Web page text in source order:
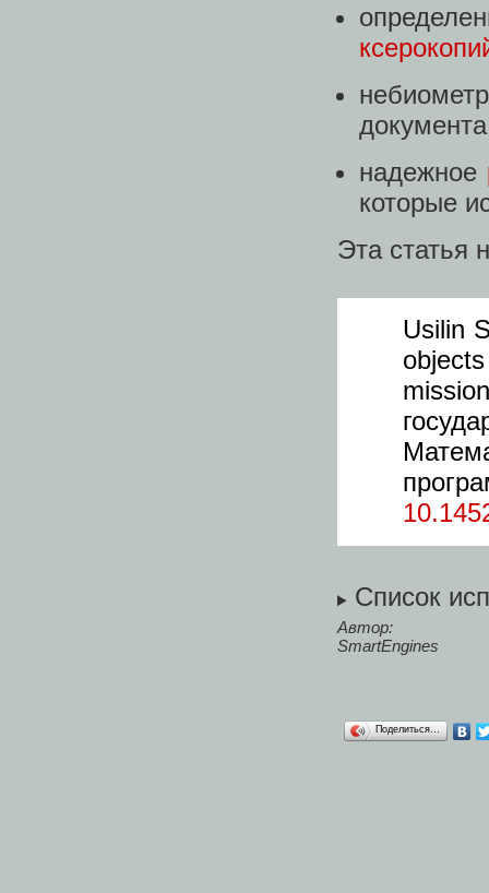
надежное
которые
Эта статья
Usilin
Список
Автор:
SmartEngines
Поделиться…